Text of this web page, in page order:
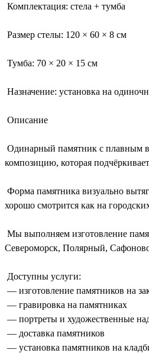
Комплектация: стела + тумба
Размер стелы: 120 × 60 × 8 см
Тумба: 70 × 20 × 15 см
Назначение: установка на
Описание
Одинарный памятник с плавным
композицию, которая
Форма памятника визуально
хорошо смотрится как на
Мы выполняем изготовление
Североморск, Полярный,
Доступны услуги:
— изготовление памятников на
— гравировка на памятниках
— портреты и художественные
— доставка памятников
— установка памятников на